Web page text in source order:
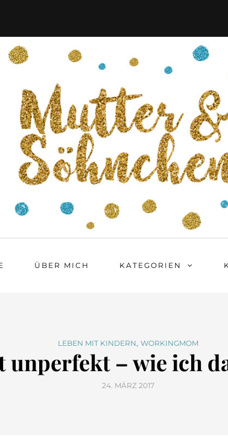
ÜBER MICH KATEGORIEN
LEBEN MIT KINDERN, WORKINGMOM
unperfekt – wie ich
24. MÄRZ 2017